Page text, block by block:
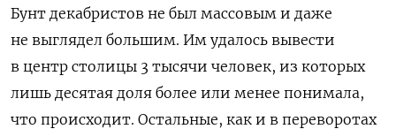
Бунт декабристов не был массовым и даже
не выглядел большим. Им удалось вывести
в центр столицы 3 тысячи человек, из которых
лишь десятая доля более или менее понимала,
что происходит. Остальные, как и в переворотах